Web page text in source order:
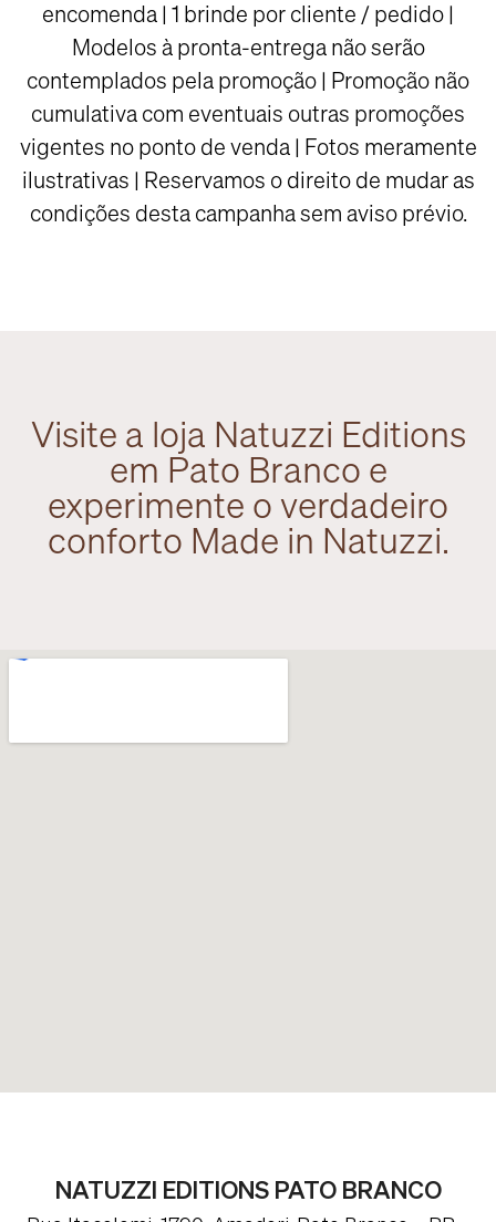
encomenda | 1 brinde por cliente / pedido |
Modelos à pronta-entrega não serão
contemplados pela promoção | Promoção não
cumulativa com eventuais outras promoções
vigentes no ponto de venda | Fotos meramente
ilustrativas | Reservamos o direito de mudar as
condições desta campanha sem aviso prévio.
Visite a loja Natuzzi Editions
em Pato Branco e
experimente o verdadeiro
conforto Made in Natuzzi.
NATUZZI EDITIONS PATO BRANCO